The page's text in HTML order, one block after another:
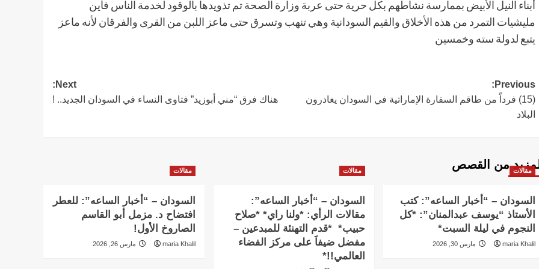
أبناء النيل الأبيض بممارسة نشاطهم بكل حرية حتى عربة وزارة الصحة تم تذويدها بالوقود لخدمة الناس فأين
مليشيات التمرد من هذه الأخلاق والقيم السودانية وهي تنهب وتسرق حتى ماعز اللبن من القرى والفرقان لأنه ماعز
يتبع لدولة سته وخمسين
Post
navigation
Previous:
(15) فرداًََ من طاقم السفارة الإماراتية في السودان يغادرون
البلاد
Next:
هناك فرق “مني أبوزيد” فتاوى النساء في السودان الجديد.. !
من القصص مقالات
السودان – “أخبار الساعه”: كتب
الأستاذ “يوسف عبدالمنان”: *كل
النجوم في ليلة السبت*
maria Khalil مارس 30, 2026
مقالات
السودان – “أخبار الساعه”:
مقالات الرأي: *ولنا راي* *صلاح
حبيب* *قدم التهنئة للمبدعين –
مفضل ضيفاََ على مركز الفضاء
العالمي!!*
مقالات
السودان – “أخبار الساعه”: للعطر
افتضاح د. مزمل أبو القاسم
الصاروخ الأول!
maria Khalil مارس 26, 2026